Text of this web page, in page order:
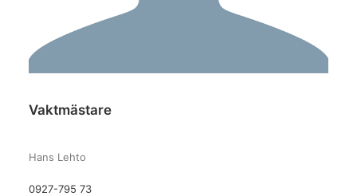
Vaktmästare
Hans Lehto
0927-795 73